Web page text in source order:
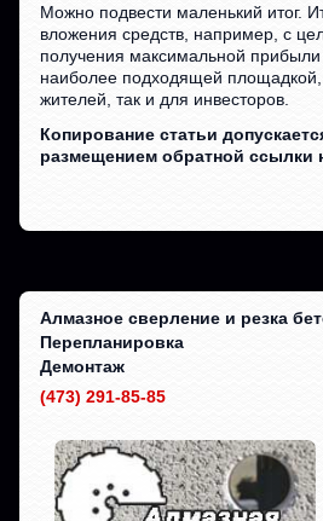
Можно подвести маленький итог.
вложения средств, например, с
получения максимальной
наиболее подходящей
жителей, так и для инвесторов.
Копирование статьи
размещением обратной ссылки
Алмазное сверление и резка
Перепланировка
Демонтаж
(473) 291-85-85